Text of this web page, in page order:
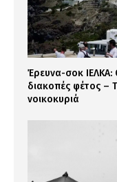
Έρευνα-σοκ ΙΕΛΚΑ:
διακοπές φέτος –
νοικοκυριά